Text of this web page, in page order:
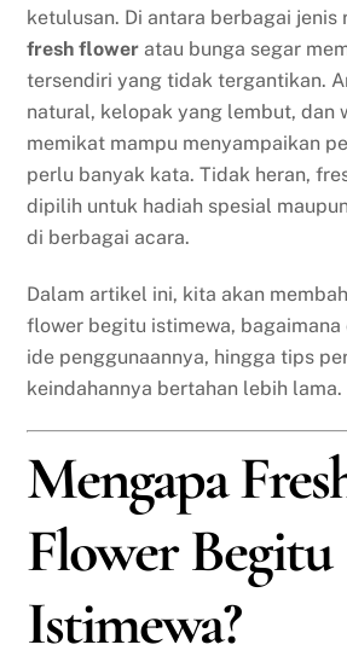
ketulusan. Di antara berbagai jenis
fresh flower atau bunga segar
tersendiri yang tidak tergantikan.
natural, kelopak yang lembut, dan
memikat mampu menyampaikan
perlu banyak kata. Tidak heran,
dipilih untuk hadiah spesial
di berbagai acara.
Dalam artikel ini, kita akan
flower begitu istimewa, bagaimana
ide penggunaannya, hingga tips
keindahannya bertahan lebih lama.
Mengapa
Flower Begitu
Istimewa?